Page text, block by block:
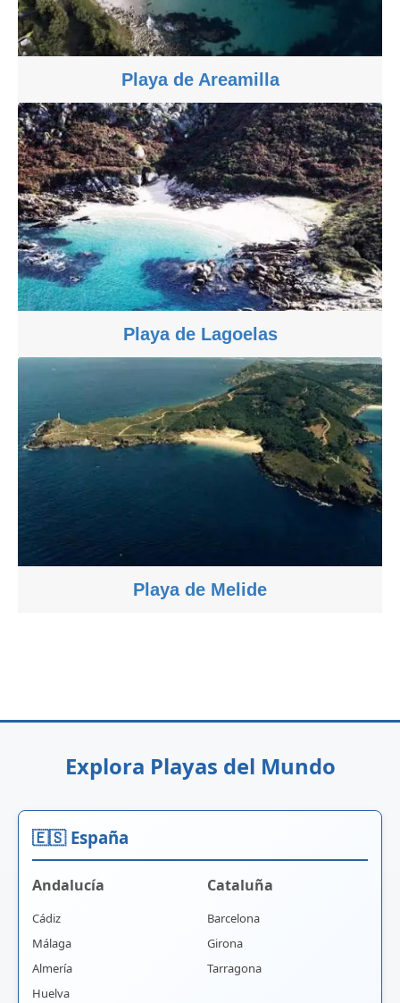
Playa de Areamilla
Playa de Lagoelas
Playa de Melide
Explora Playas del Mundo
🇪🇸 España
Andalucía
Cádiz
Málaga
Almería
Huelva
Cataluña
Barcelona
Girona
Tarragona